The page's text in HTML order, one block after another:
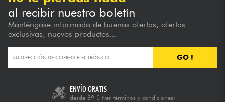
al recibir nuestro boletín
Manténgase informado de buenas ofertas, ofertas
exclusivas, nuevos productos...
GO !
ENVÍO GRATIS
desde 89 € (ver términos y condiciones)